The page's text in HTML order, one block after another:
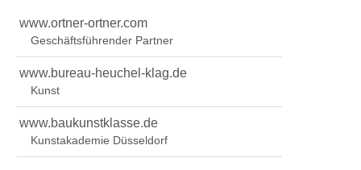
www.ortner-ortner.com
Geschäftsführender Partner
www.bureau-heuchel-klag.de
Kunst
www.baukunstklasse.de
Kunstakademie Düsseldorf